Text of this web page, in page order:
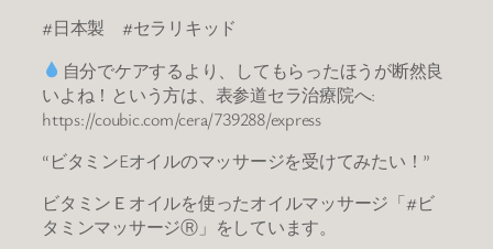
#日本製 #セラリキッド
自分でケアするより、してもらったほうが断然良
いよね！という方は、表参道セラ治療院へ:
https://coubic.com/cera/739288/express
“ビタミンEオイルのマッサージを受けてみたい！”
ビタミンＥオイルを使ったオイルマッサージ「#ビ
タミンマッサージⓇ」をしています。